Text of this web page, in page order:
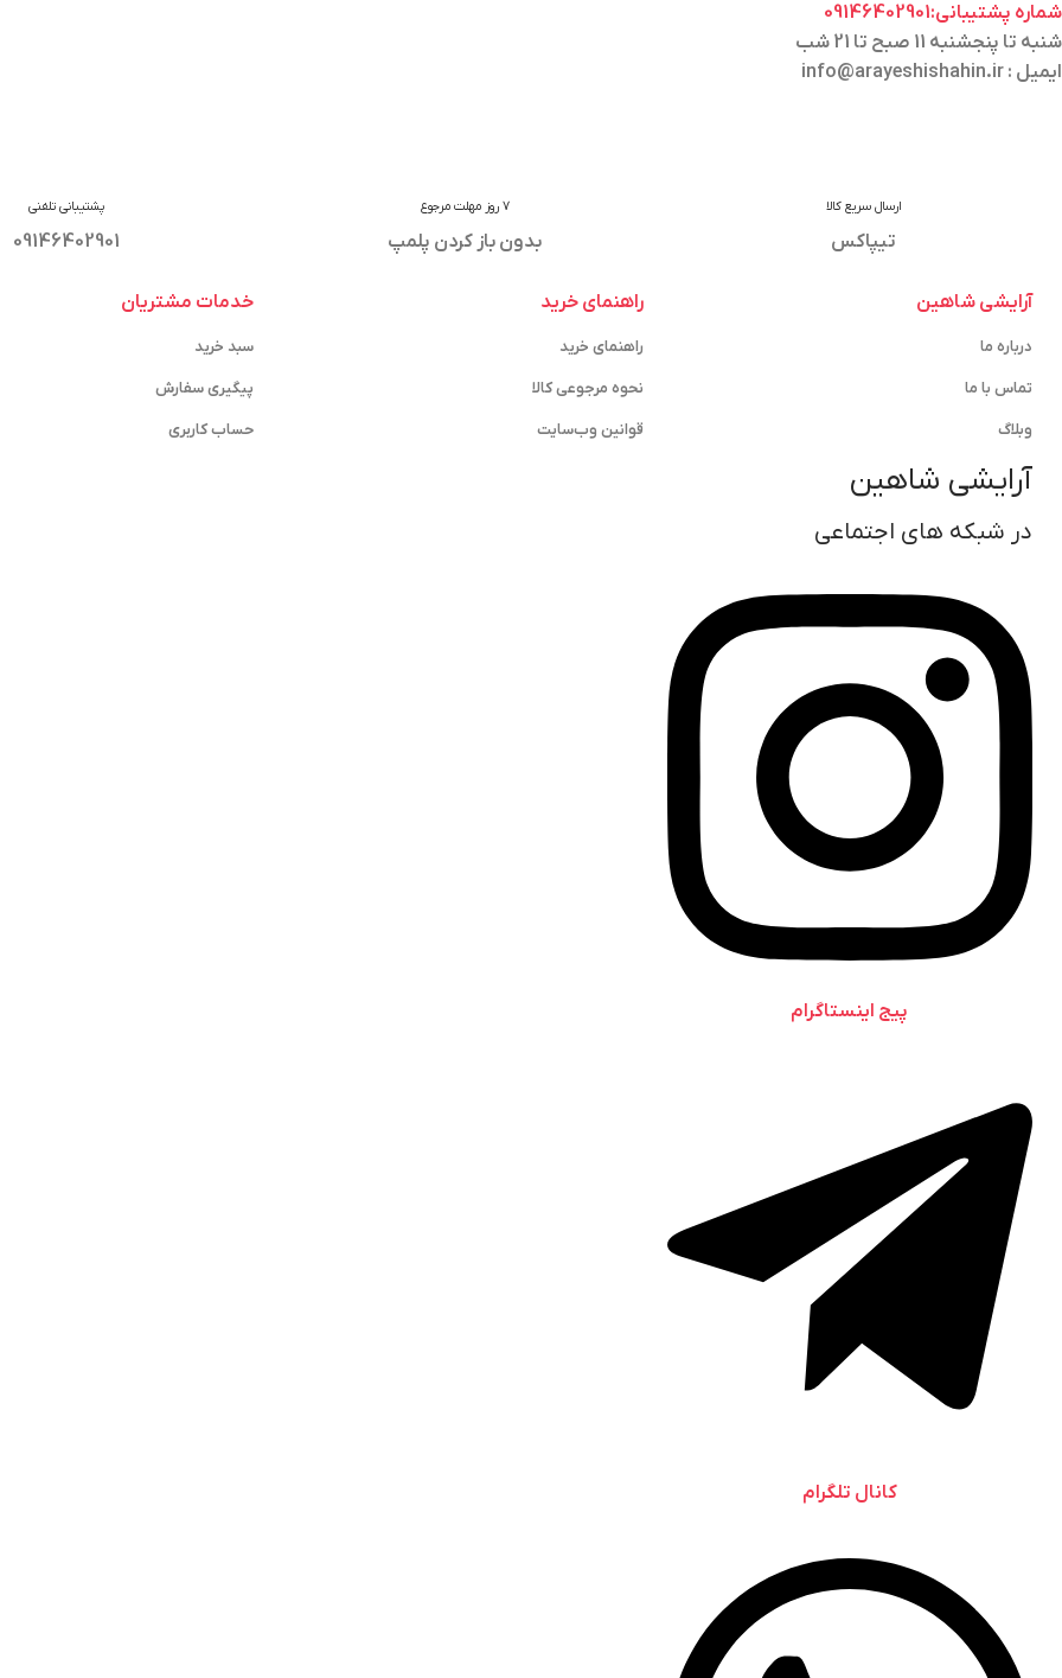
شماره پشتیبانی:09146402901
شنبه تا پنجشنبه 11 صبح تا 21 شب
ایمیل : info@arayeshishahin.ir
ارسال سریع کالا
تیپاکس
7 روز مهلت مرجوع
بدون باز کردن پلمپ
پشتیبانی تلفنی
09146402901
آرایشی شاهین
درباره ما
تماس با ما
وبلاگ
آرایشی شاهین
در شبکه های اجتماعی
پیج اینستاگرام
کانال تلگرام
راهنمای خرید
راهنمای خرید
نحوه مرجوعی کالا
قوانین وب‌سایت
خدمات مشتریان
سبد خرید
پیگیری سفارش
حساب کاربری